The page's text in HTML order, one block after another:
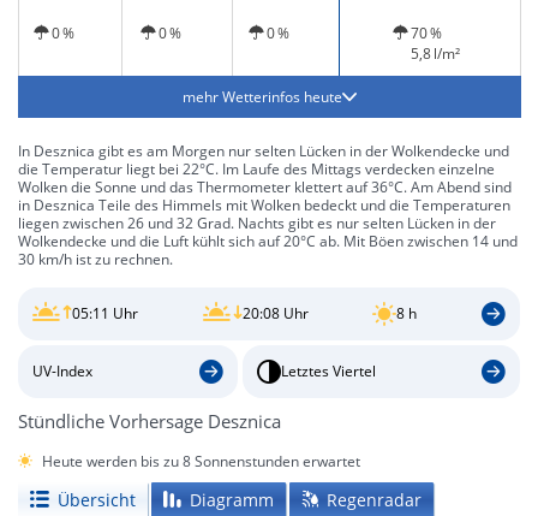
möglich
möglich
0 %
0 % 0 %
70 %
5,8 l/m²
mehr Wetterinfos heute
In Desznica gibt es am Morgen nur selten Lücken in der Wolkendecke und
die Temperatur liegt bei 22°C. Im Laufe des Mittags verdecken einzelne
Wolken die Sonne und das Thermometer klettert auf 36°C. Am Abend sind
in Desznica Teile des Himmels mit Wolken bedeckt und die Temperaturen
liegen zwischen 26 und 32 Grad. Nachts gibt es nur selten Lücken in der
Wolkendecke und die Luft kühlt sich auf 20°C ab. Mit Böen zwischen 14 und
30 km/h ist zu rechnen.
05:11 Uhr 20:08 Uhr 8 h
UV-Index Letztes Viertel
Stündliche Vorhersage Desznica
Heute werden bis zu 8 Sonnenstunden erwartet
Übersicht Diagramm Regenradar